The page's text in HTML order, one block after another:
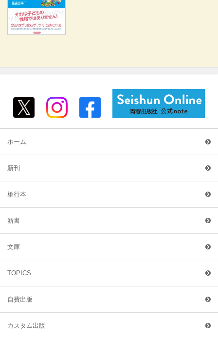
ホーム
新刊
単行本
新書
文庫
TOPICS
自費出版
カスタム出版